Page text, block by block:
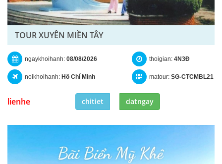
TOUR XUYÊN MIỀN TÂY
ngaykhoihanh: 08/08/2026
noikhoihanh: Hồ Chí Minh
thoigian: 4N3Đ
matour: SG-CTCMBL21
lienhe chitiet datngay